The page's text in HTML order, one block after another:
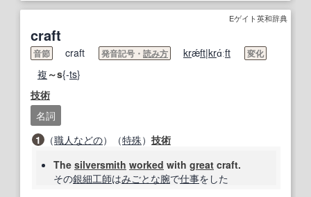
Eゲイト英和辞典
craft
音節 craft 発音記号・ 読み方 krǽft|krɑ́ːft 変化
複 ～s{-ts}
技術
名詞
1
（職人などの）（特殊） 技術
The silversmith worked with great craft.
その銀細工師はみごとな腕で仕事をした